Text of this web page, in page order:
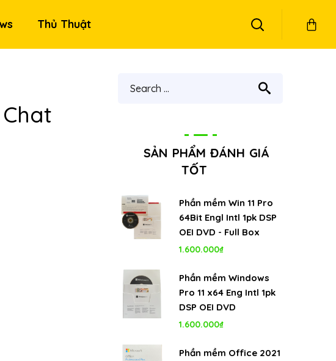
Thủ Thuật
SẢN PHẨM ĐÁNH GIÁ
TỐT
Phần mềm Win 11 Pro
64Bit Engl Intl 1pk DSP
OEI DVD - Full Box
1.600.000₫
Phần mềm Windows
Pro 11 x64 Eng Intl 1pk
DSP OEI DVD
1.600.000₫
Phần mềm Office 2021